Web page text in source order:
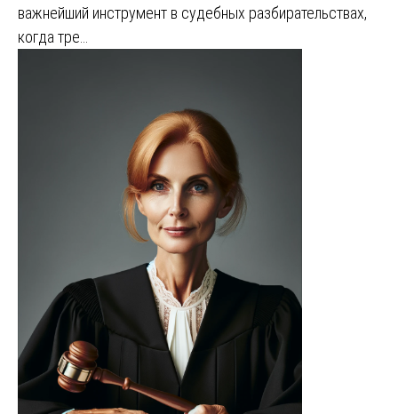
важнейший инструмент в судебных разбирательствах,
когда тре…